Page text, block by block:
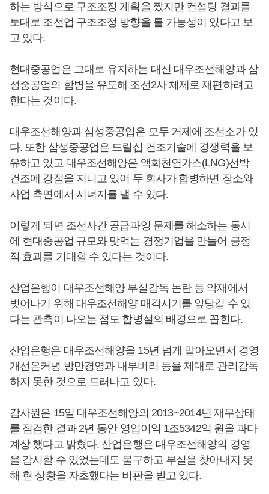
하는 방식으로 구조조정 계획을 짰지만 컨설팅 결과를
토대로 조선업 구조조정 방향을 틀 가능성이 있다고 보
고 있다.
현대중공업은 그대로 유지하는 대신 대우조선해양과 삼
성중공업의 합병을 유도해 조선2사 체제로 재편하려고
한다는 것이다.
대우조선해양과 삼성중공업은 모두 거제에 조선소가 있
다. 또한 삼성중공업은 드릴십 건조기술에 경쟁력을 보
유하고 있고 대우조선해양은 액화천연가스(LNG)선박
건조에 강점을 지니고 있어 두 회사가 합병하면 장소와
사업 측면에서 시너지를 낼 수 있다.
이렇게 되면 조선사간 공급과잉 문제를 해소하는 동시
에 현대중공업 규모와 맞먹는 경쟁기업을 만들어 긍정
적 효과를 기대할 수 있다는 것이다.
산업은행이 대우조선해양 부실감독 논란 등 악재에서
벗어나기 위해 대우조선해양 매각시기를 앞당길 수 있
다는 관측이 나오는 점도 합병설의 배경으로 꼽힌다.
산업은행은 대우조선해양을 15년 넘게 맡아오면서 경영
개선은커녕 방만경영과 내부비리 등을 제대로 관리감독
하지 못한 것으로 드러나고 있다.
감사원은 15일 대우조선해양의 2013~2014년 재무상태
를 점검한 결과 2년 동안 영업이익 1조5342억 원을 과다
계상 했다고 밝혔다. 산업은행은 대우조선해양의 경영
을 감시할 수 있었는데도 불구하고 부실을 찾아내지 못
해 현 상황을 자초했다는 비판을 받고 있다.